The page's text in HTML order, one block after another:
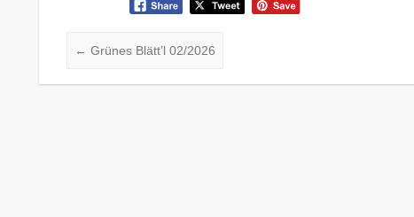
← Grünes Blätt’l 02/2026